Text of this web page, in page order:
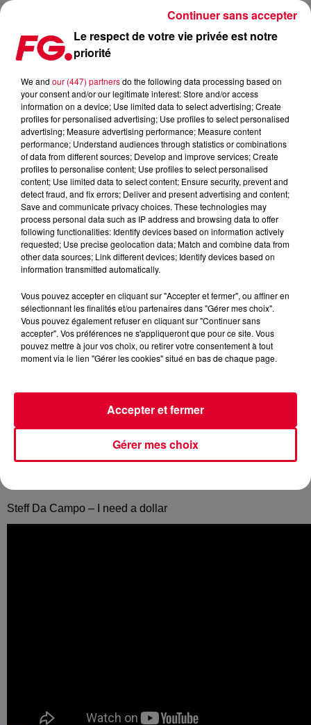
LES 5 NOUVEAUTES DU STARTER FG D’HAKIMAKLI
Publié : 14 mai 2024 à 13h09 par Solène Cordier
Starter FG
Crédit :
Starter FG by Hakimakli
meilleures nouveautés house, chaque soir de 20h à 23h sur
FG.
Découvrez les5 coups de cœur de la playlist d’Hakimakli
Steff Da Campo – I need a dollar
Le respect de votre vie privée est notre
priorité
We and our (447) partnersdo the following data processing based on
your consent and/or our legitimate interest: Store and/or access
information on a device; Use limited data to select advertising; Create
profiles for personalised advertising; Use profiles to select personalised
advertising; Measure advertising performance; Measure content
performance; Understand audiences through statistics or combinations
of data from different sources; Develop and improve services; Create
profiles to personalise content; Use profiles to select personalised
content; Use limited data to select content; Ensure security, prevent and
detect fraud, and fix errors; Deliver and present advertising and content;
Save and communicate privacy choices. These technologies may
process personal data such as IP address and browsing data to offer
following functionalities: Identify devices based on information actively
requested; Use precise geolocation data; Match and combine data from
other data sources; Link different devices; Identify devices based on
information transmitted automatically.
Vous pouvez accepter en cliquant sur "Accepter et fermer", ou affiner en
sélectionnant les finalités et/ou partenaires dans "Gérer mes choix".
Vous pouvez également refuser en cliquant sur "Continuer sans
accepter". Vos préférences ne s'appliqueront que pour ce site. Vous
pouvez mettre à jour vos choix, ou retirer votre consentement à tout
moment via le lien "Gérer les cookies" situé en bas de chaque page.
Gérer mes choix
Accepter et fermer
Continuer sans accepter